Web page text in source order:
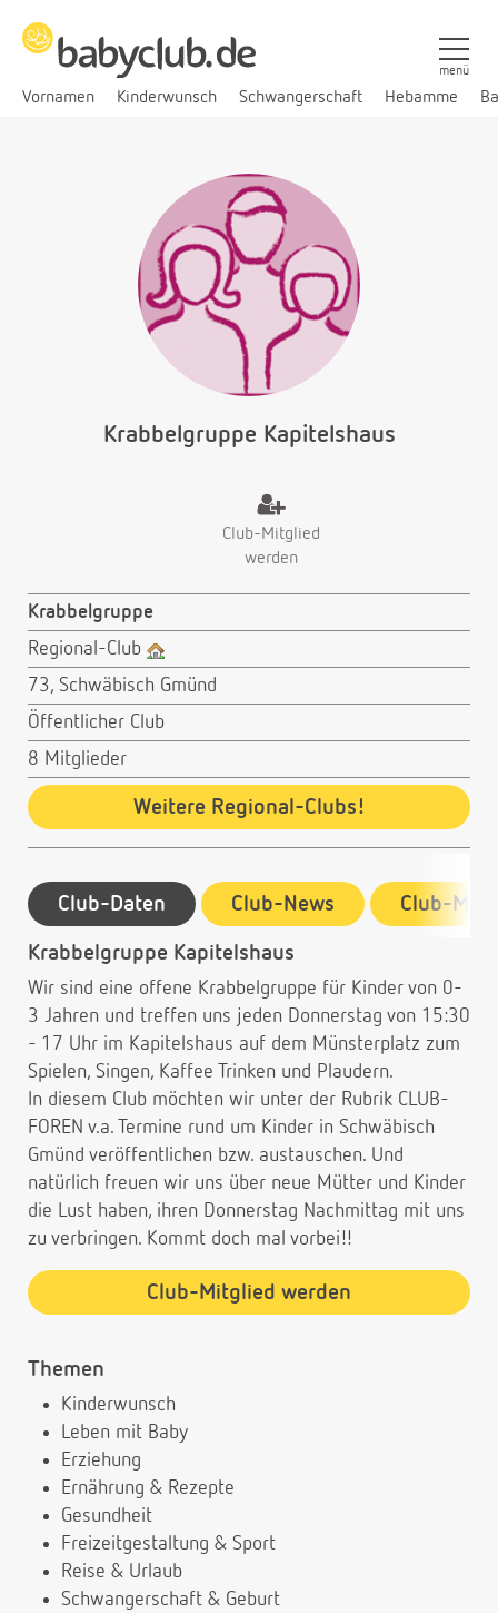
Vornamen Kinderwunsch Schwangerschaft Hebamme
menü
Krabbelgruppe Kapitelshaus
Club-Mitglied
werden
Krabbelgruppe
Regional-Club
73, Schwäbisch Gmünd
Öffentlicher Club
8 Mitglieder
Weitere Regional-Clubs!
Club-Daten Club-News Club-
Krabbelgruppe Kapitelshaus
Wir sind eine offene Krabbelgruppe für Kinder von 0-
3 Jahren und treffen uns jeden Donnerstag von 15:30
- 17 Uhr im Kapitelshaus auf dem Münsterplatz zum
Spielen, Singen, Kaffee Trinken und Plaudern.
In diesem Club möchten wir unter der Rubrik CLUB-
FOREN v.a. Termine rund um Kinder in Schwäbisch
Gmünd veröffentlichen bzw. austauschen. Und
natürlich freuen wir uns über neue Mütter und Kinder
die Lust haben, ihren Donnerstag Nachmittag mit uns
zu verbringen. Kommt doch mal vorbei!!
Club-Mitglied werden
Themen
Kinderwunsch
Leben mit Baby
Erziehung
Ernährung & Rezepte
Gesundheit
Freizeitgestaltung & Sport
Reise & Urlaub
Schwangerschaft & Geburt